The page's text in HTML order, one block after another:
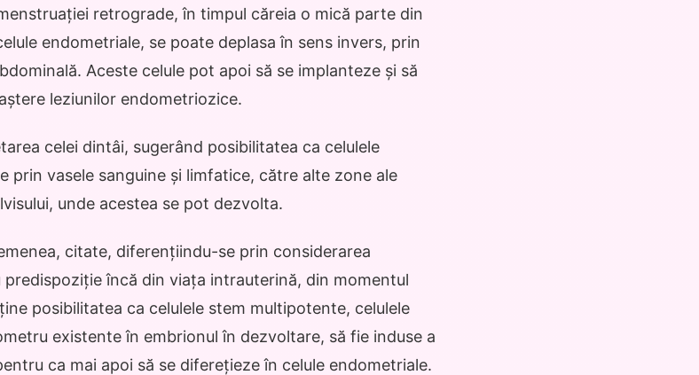
retrograde, în timpul căreia o mică parte din
endometriale, se poate deplasa în sens invers, prin
Aceste celule pot apoi să se implanteze și să
leziunilor endometriozice.
celei dintâi, sugerând posibilitatea ca celulele
prin vasele sanguine și limfatice, către alte zone ale
unde acestea se pot dezvolta.
citate, diferențiindu-se prin considerarea
încă din viața intrauterină, din momentul
posibilitatea ca celulele stem multipotente, celulele
existente în embrionul în dezvoltare, să fie induse a
ca mai apoi să se diferețieze în celule endometriale.